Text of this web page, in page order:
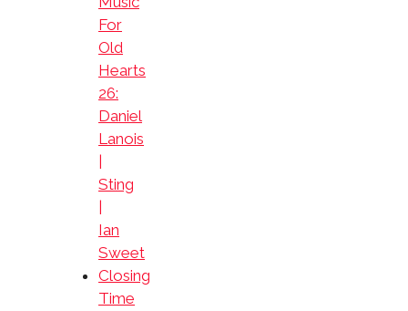
For
Old
Hearts
26:
Daniel
Lanois
Sting
Ian
Sweet
Closing
Time